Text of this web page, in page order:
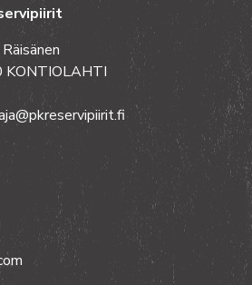
KONTIOLAHTI